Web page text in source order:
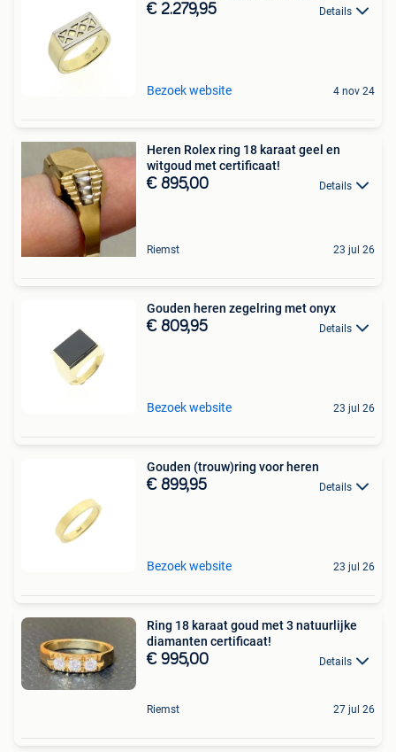
€ 2.279,95 Details
Bezoek website 4 nov 24
Heren Rolex ring 18 karaat geel en
witgoud met certificaat!
€ 895,00 Details
Riemst 23 jul 26
Gouden heren zegelring met onyx
€ 809,95 Details
Bezoek website 23 jul 26
Gouden (trouw)ring voor heren
€ 899,95 Details
Bezoek website 23 jul 26
Ring 18 karaat goud met 3 natuurlijke
diamanten certificaat!
€ 995,00 Details
Riemst 27 jul 26